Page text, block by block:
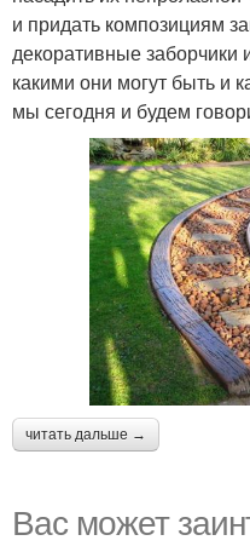
и придать композициям
декоративные
какими они могут быть и
мы сегодня и будем
читать дальше →
Вас может